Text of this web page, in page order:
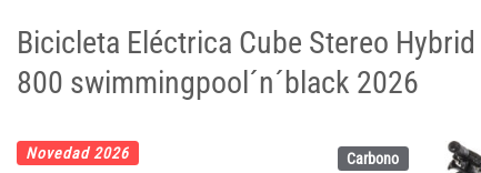
Bicicleta Eléctrica Cube Stereo Hybrid
800 swimmingpool´n´black 2026
Carbono
Novedad 2026